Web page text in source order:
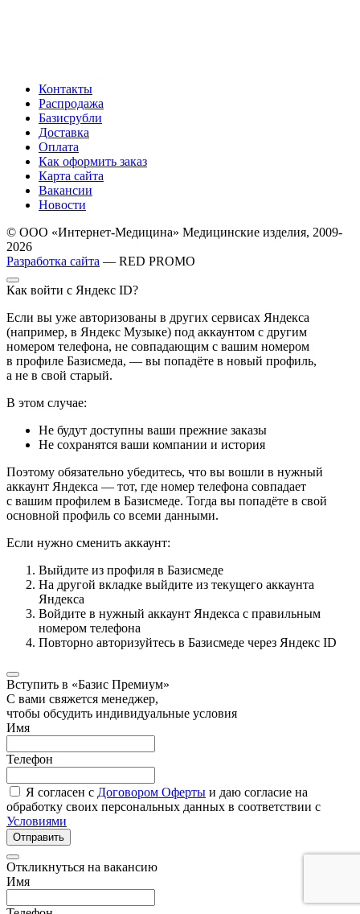
Контакты
Распродажа
Базисрубли
Доставка
Оплата
Как оформить заказ
Карта сайта
Вакансии
Новости
© ООО «Интернет-Медицина» Медицинские изделия, 2009-
2026
Разработка сайта — RED PROMO
Как войти с Яндекс ID?
Если вы уже авторизованы в других сервисах Яндекса
(например, в Яндекс Музыке) под аккаунтом с другим
номером телефона, не совпадающим с вашим номером
в профиле Базисмеда, — вы попадёте в новый профиль,
а не в свой старый.
В этом случае:
Не будут доступны ваши прежние заказы
Не сохранятся ваши компании и история
Поэтому обязательно убедитесь, что вы вошли в нужный
аккаунт Яндекса — тот, где номер телефона совпадает
с вашим профилем в Базисмеде. Тогда вы попадёте в свой
основной профиль со всеми данными.
Если нужно сменить аккаунт:
Выйдите из профиля в Базисмеде
На другой вкладке выйдите из текущего аккаунта
Яндекса
Войдите в нужный аккаунт Яндекса с правильным
номером телефона
Повторно авторизуйтесь в Базисмеде через Яндекс ID
Вступить в «Базис Премиум»
С вами свяжется менеджер,
чтобы обсудить индивидуальные условия
Имя
Телефон
Я согласен с Договором Оферты и даю согласие на
обработку своих персональных данных в соответствии с
Условиями
Отправить
Откликнуться на вакансию
Имя